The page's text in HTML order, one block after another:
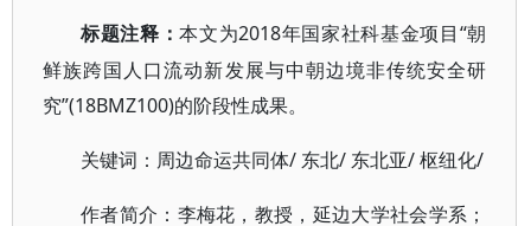
标题注释：本文为2018年国家社科基金项目“朝
鲜族跨国人口流动新发展与中朝边境非传统安全研
究”(18BMZ100)的阶段性成果。
关键词：周边命运共同体/ 东北/ 东北亚/ 枢纽化/
作者简介：李梅花，教授，延边大学社会学系；